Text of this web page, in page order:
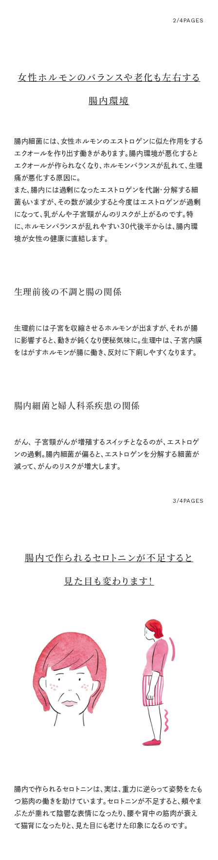
2/4PAGES
女性ホルモンのバランスや老化も左右する
腸内環境
腸内細菌には、女性ホルモンのエストロゲンに似た作用をする
エクオールを作り出す働きがあります。腸内環境が悪化すると
エクオールが作られなくなり、ホルモンバランスが乱れて、生理
痛が悪化する原因に。
また、腸内には過剰になったエストロゲンを代謝・分解する細
菌もいますが、その数が減少すると今度はエストロゲンが過剰
になって、乳がんや子宮頸がんのリスクが上がるのです。特
に、ホルモンバランスが乱れやすい30代後半からは、腸内環
境が女性の健康に直結します。
生理前後の不調と腸の関係
生理前には子宮を収縮させるホルモンが出ますが、それが腸
に影響すると、動きが鈍くなり便秘気味に。生理中は、子宮内膜
をはがすホルモンが腸に働き、反対に下痢しやすくなります。
腸内細菌と婦人科系疾患の関係
がん、 子宮頸がんが増殖するスイッチとなるのが、エストロゲ
ンの過剰。腸内細菌が偏ると、エストロゲンを分解する細菌が
減って、がんのリスクが増大します。
3/4PAGES
腸内で作られるセロトニンが不足すると
見た目も変わります！
腸内で作られるセロトニンは、実は、重力に逆らって姿勢をたも
つ筋肉の働きを助けています。セロトニンが不足すると、頰やま
ぶたが垂れて陰鬱な表情になったり、腰や背中の筋肉が衰え
て猫背になったりと、見た目にも老けた印象になるのです。